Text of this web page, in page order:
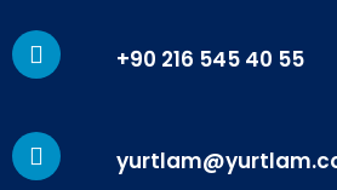
+90 216 545 40 55